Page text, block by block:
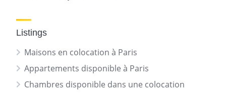
Listings
Maisons en colocation à Paris
Appartements disponible à Paris
Chambres disponible dans une colocation